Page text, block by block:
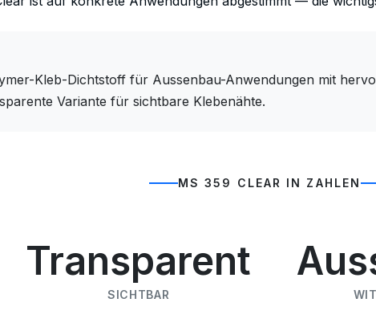
Kleb-Dichtstoff für Aussenbau-Anwendungen mit
Variante für sichtbare Klebenähte.
MS 359 CLEAR IN ZAHLEN
Transparent
SICHTBAR